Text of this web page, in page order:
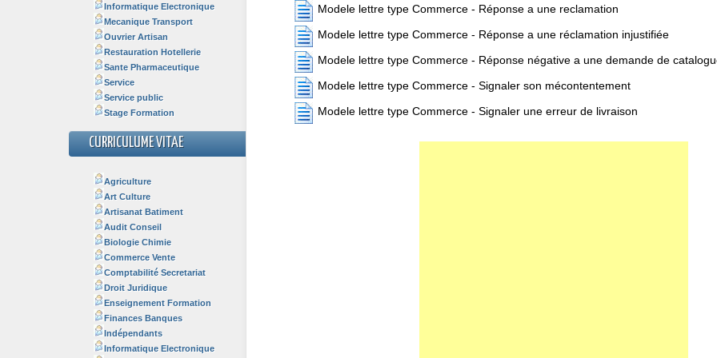
Informatique Electronique
Mecanique Transport
Ouvrier Artisan
Restauration Hotellerie
Sante Pharmaceutique
Service
Service public
Stage Formation
CURRICULUME VITAE
Agriculture
Art Culture
Artisanat Batiment
Audit Conseil
Biologie Chimie
Commerce Vente
Comptabilité Secretariat
Droit Juridique
Enseignement Formation
Finances Banques
Indépendants
Informatique Electronique
Modele lettre type Commerce - Réponse a une reclamation
Modele lettre type Commerce - Réponse a une réclamation injustifiée
Modele lettre type Commerce - Réponse négative a une demande de
Modele lettre type Commerce - Signaler son mécontentement
Modele lettre type Commerce - Signaler une erreur de livraison